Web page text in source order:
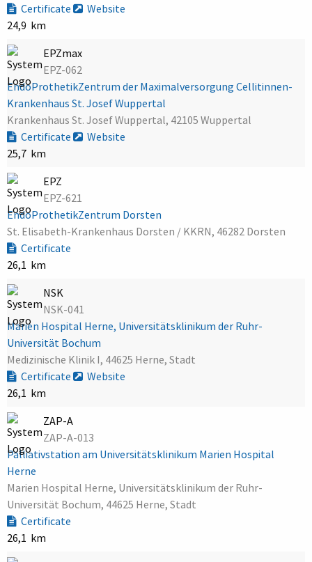
Certificate
Website
24,9 km
EPZmax
EPZ-062
EndoProthetikZentrum der Maximalversorgung Cellitinnen-
Krankenhaus St. Josef Wuppertal
Krankenhaus St. Josef Wuppertal, 42105 Wuppertal
Certificate
Website
25,7 km
EPZ
EPZ-621
EndoProthetikZentrum Dorsten
St. Elisabeth-Krankenhaus Dorsten / KKRN, 46282 Dorsten
Certificate
26,1 km
NSK
NSK-041
Marien Hospital Herne, Universitätsklinikum der Ruhr-
Universität Bochum
Medizinische Klinik I, 44625 Herne, Stadt
Certificate
Website
26,1 km
ZAP-A
ZAP-A-013
Palliativstation am Universitätsklinikum Marien Hospital
Herne
Marien Hospital Herne, Universitätsklinikum der Ruhr-
Universität Bochum, 44625 Herne, Stadt
Certificate
26,1 km